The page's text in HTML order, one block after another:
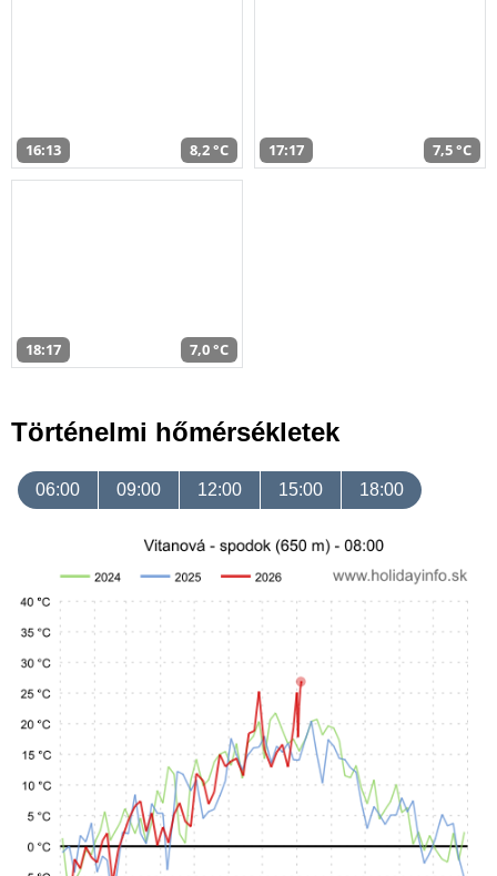
16:13 8,2 °C 17:17 7,5 °C
18:17 7,0 °C
Történelmi hőmérsékletek
06:00 09:00 12:00 15:00 18:00